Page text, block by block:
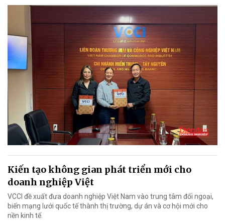
Kiến tạo không gian phát triển mới cho
doanh nghiệp Việt
VCCI đề xuất đưa doanh nghiệp Việt Nam vào trung tâm đối ngoại,
biến mạng lưới quốc tế thành thị trường, dự án và cơ hội mới cho
nền kinh tế.